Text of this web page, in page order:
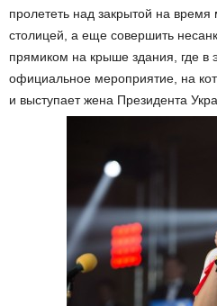
пролететь над закрытой на
столицей, а еще совершить
прямиком на крыше здания, где в
официальное мероприятие, на
и выступает жена Президента